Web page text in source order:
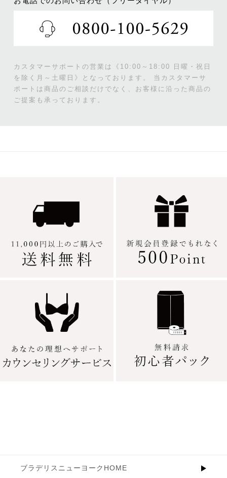
カスタマーサポートの営業は《10:00～18:00 日曜・祝日
を除く月～土曜日》となっております。
当カスタマーサ
ポートは商品のご相談だけでなく、お客様に沿った商品の
ご提案も承っております。
ブラデリスニューヨークHOME